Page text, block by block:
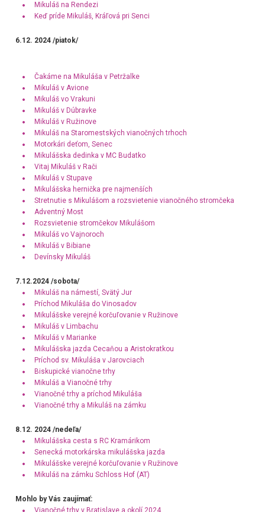
Mikuláš na Rendezi
Keď príde Mikuláš, Kráľová pri Senci
6.12. 2024 /piatok/
Čakáme na Mikuláša v Petržalke
Mikuláš v Avione
Mikuláš vo Vrakuni
Mikuláš v Dúbravke
Mikuláš v Ružinove
Mikuláš na Staromestských vianočných trhoch
Motorkári deťom, Senec
Mikulášska dedinka v MC Budatko
Vitaj Mikuláš v Rači
Mikuláš v Stupave
Mikulášska hernička pre najmenších
Stretnutie s Mikulášom a rozsvietenie vianočného stromčeka
Adventný Most
Rozsvietenie stromčekov Mikulášom
Mikuláš vo Vajnoroch
Mikuláš v Bibiane
Devínsky Mikuláš
7.12.2024 /sobota/
Mikuláš na námestí, Svätý Jur
Príchod Mikuláša do Vinosadov
Mikulášske verejné korčuľovanie v Ružinove
Mikuláš v Limbachu
Mikuláš v Marianke
Mikulášska jazda Cecaňou a Aristokratkou
Príchod sv. Mikuláša v Jarovciach
Biskupické vianočne trhy
Mikuláš a Vianočné trhy
Vianočné trhy a príchod Mikuláša
Vianočné trhy a Mikuláš na zámku
8.12. 2024 /nedeľa/
Mikulášska cesta s RC Kramárikom
Senecká motorkárska mikulášska jazda
Mikulášske verejné korčuľovanie v Ružinove
Mikuláš na zámku Schloss Hof (AT)
Mohlo by Vás zaujímať: